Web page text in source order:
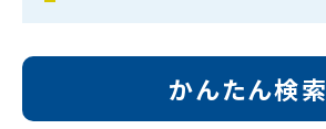
かんたん検索